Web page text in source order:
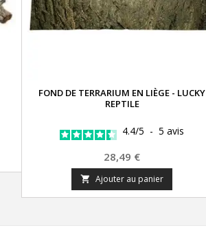
FOND DE TERRARIUM EN LIÈGE - LUCKY
REPTILE
4.4/5 - 5avis
Prix
28,49 €
 Ajouter au panier